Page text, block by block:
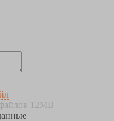
12MB